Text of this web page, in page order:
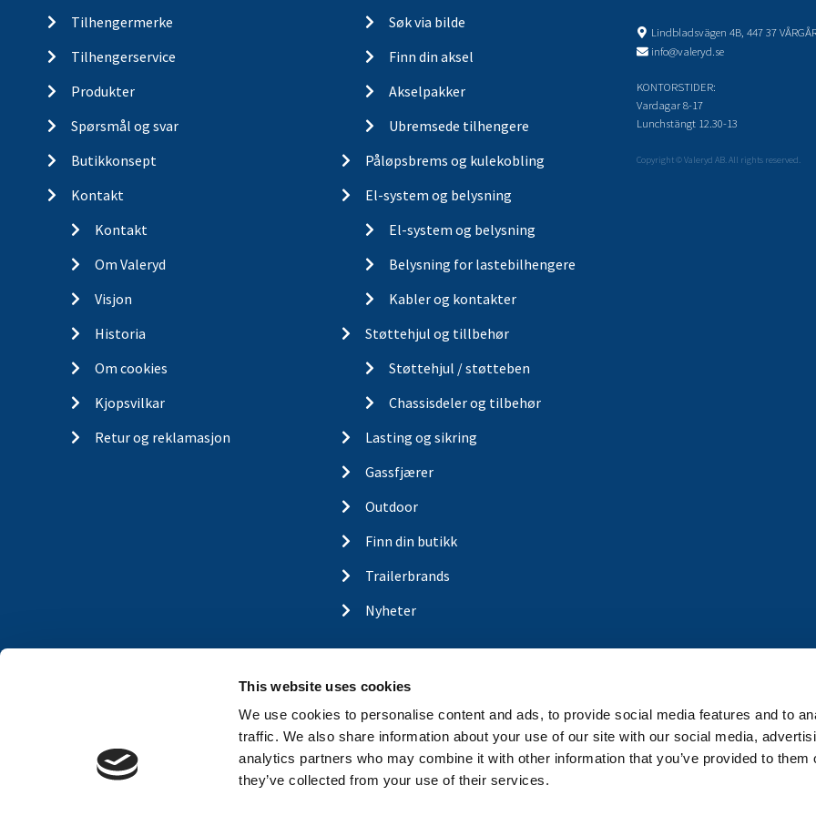
This website uses cookies
We use cookies to personalise content and ads, to provide social media features and to
traffic. We also share information about your use of our site with our social media,
analytics partners who may combine it with other information that you’ve provided to them
they’ve collected from your use of their services.
Tilhengermerke
Tilhengerservice
Produkter
Spørsmål og svar
Butikkonsept
Kontakt
Kontakt
Om Valeryd
Visjon
Historia
Om cookies
Kjopsvilkar
Retur og reklamasjon
Søk via bilde
Finn din aksel
Akselpakker
Ubremsede tilhengere
Påløpsbrems og kulekobling
El-system og belysning
El-system og belysning
Belysning for lastebilhengere
Kabler og kontakter
Støttehjul og tillbehør
Støttehjul / støtteben
Chassisdeler og tilbehør
Lasting og sikring
Gassfjærer
Outdoor
Finn din butikk
Trailerbrands
Nyheter
Lindbladsvägen 4B, 447 37
info@valeryd.se
KONTORSTIDER:
Vardagar 8-17
Lunchstängt 12.30-13
Copyright © Valeryd AB. All rights reserved.